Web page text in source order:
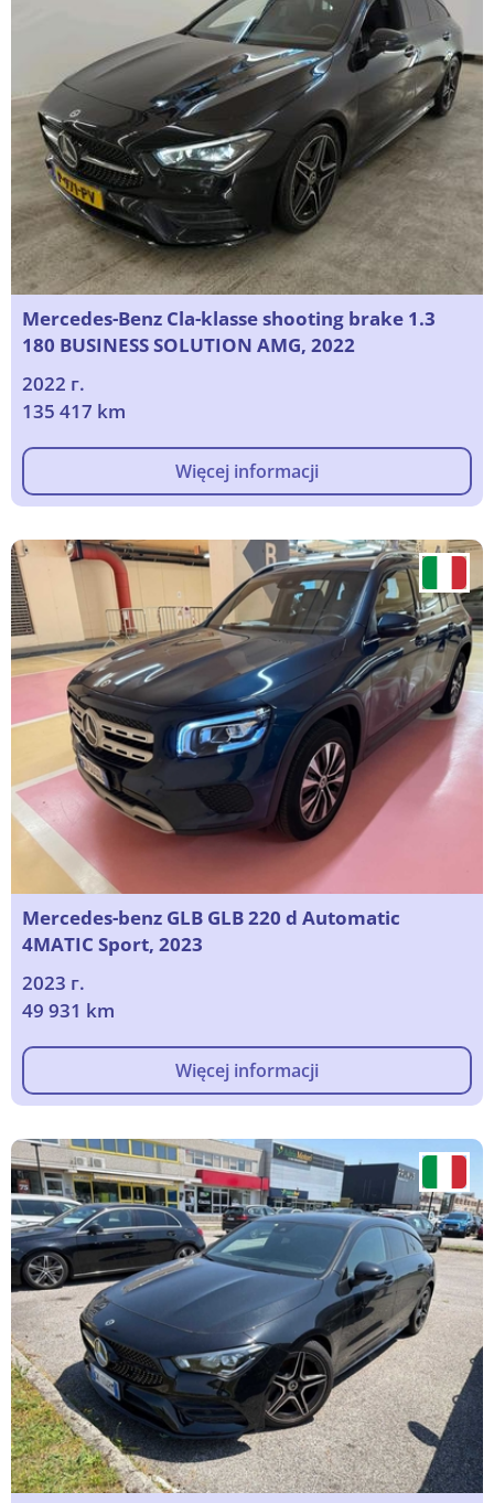
Mercedes-Benz Cla-klasse shooting brake 1.3
180 BUSINESS SOLUTION AMG, 2022
2022 г.
135 417 km
Więcej informacji
Mercedes-benz GLB GLB 220 d Automatic
4MATIC Sport, 2023
2023 г.
49 931 km
Więcej informacji